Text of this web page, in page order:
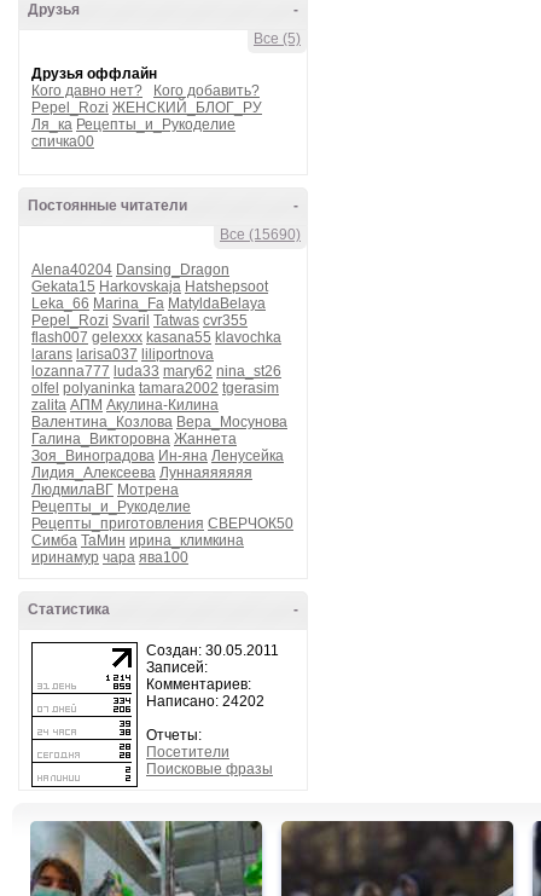
-
Друзья
Все (5)
Друзья оффлайн
Кого давно нет?
Кого добавить?
Pepel_Rozi ЖЕНСКИЙ_БЛОГ_РУ
Ля_ка Рецепты_и_Рукоделие
спичка00
-
Постоянные читатели
Все (15690)
Alena40204 Dansing_Dragon
Gekata15 Harkovskaja Hatshepsoot
Leka_66 Marina_Fa MatyldaBelaya
Pepel_Rozi Svaril Tatwas cvr355
flash007 gelexxx kasana55 klavochka
larans larisa037 liliportnova
lozanna777 luda33 mary62 nina_st26
olfel polyaninka tamara2002 tgerasim
zalita АПМ Акулина-Килина
Валентина_Козлова Вера_Мосунова
Галина_Викторовна Жаннета
Зоя_Виноградова Ин-яна Ленусейка
Лидия_Алексеева Луннаяяяяяя
ЛюдмилаВГ Мотрена
Рецепты_и_Рукоделие
Рецепты_приготовления СВЕРЧОК50
Симба ТаМин ирина_климкина
иринамур чара ява100
-
Статистика
Создан: 30.05.2011
Записей:
Комментариев:
Написано: 24202
Отчеты:
Посетители
Поисковые фразы